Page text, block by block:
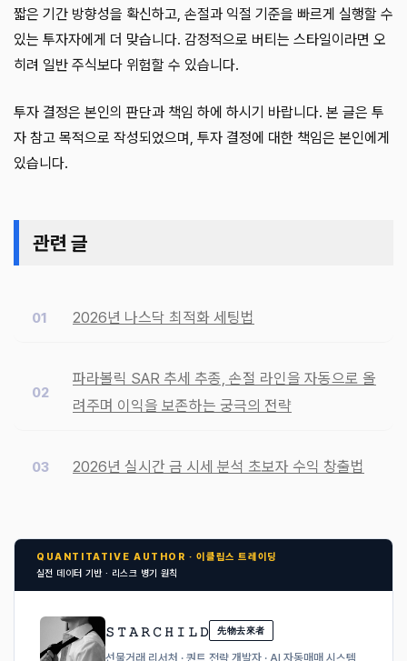
짧은 기간 방향성을 확신하고, 손절과 익절 기준을 빠르게 실행할 수
있는 투자자에게 더 맞습니다. 감정적으로 버티는 스타일이라면 오
히려 일반 주식보다 위험할 수 있습니다.
투자 결정은 본인의 판단과 책임 하에 하시기 바랍니다. 본 글은 투
자 참고 목적으로 작성되었으며, 투자 결정에 대한 책임은 본인에게
있습니다.
관련 글
2026년 나스닥 최적화 세팅법
파라볼릭 SAR 추세 추종, 손절 라인을 자동으로 올
려주며 이익을 보존하는 궁극의 전략
2026년 실시간 금 시세 분석 초보자 수익 창출법
QUANTITATIVE AUTHOR · 이클립스 트레이딩
실전 데이터 기반 · 리스크 병기 원칙
𝚂 𝚃 𝙰 𝚁 𝙲 𝙷 𝙸 𝙻 𝙳 先物去來者
선물거래 리서처 · 퀀트 전략 개발자 · AI 자동매매 시스템